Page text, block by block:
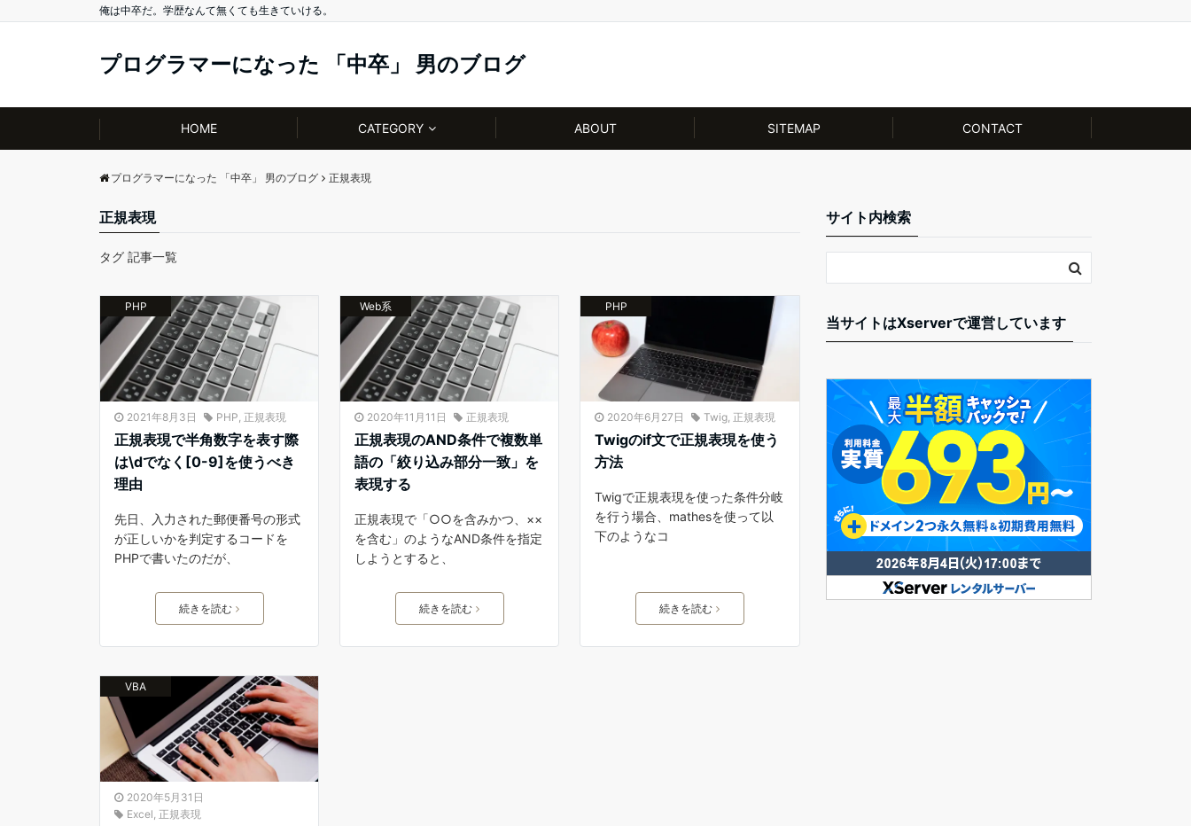
俺は中卒だ。学歴なんて無くても生きていける。
プログラマーになった 「中卒」 男のブログ
HOME CATEGORY ABOUT SITEMAP CONTACT
プログラマーになった 「中卒」 男のブログ 正規表現
正規表現
タグ 記事一覧
PHP
2021年8月3日 PHP 正規表現
正規表現で半角数字を表す際
は\dでなく[0-9]を使うべき
理由
先日、入力された郵便番号の形式
が正しいかを判定するコードを
PHPで書いたのだが、
続きを読む
Web系
2020年11月11日 正規表現
正規表現のAND条件で複数単
語の「絞り込み部分一致」を
表現する
正規表現で「○○を含みかつ、××
を含む」のようなAND条件を指定
しようとすると、
続きを読む
PHP
2020年6月27日 Twig 正規表現
Twigのif文で正規表現を使う
方法
Twigで正規表現を使った条件分岐
を行う場合、mathesを使って以
下のようなコ
続きを読む
VBA
2020年5月31日
Excel 正規表現
サイト内検索
当サイトはXserverで運営しています